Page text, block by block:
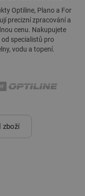
Optiline, Plano a For
precizní zpracování a
cenu. Nakupujete
od specialistů pro
vodu a topení.
zboží